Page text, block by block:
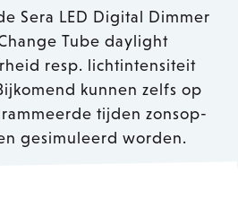
Sera LED Digital Dimmer
Tube daylight
resp. lichtintensiteit
kunnen zelfs op
tijden zonsop-
gesimuleerd worden.